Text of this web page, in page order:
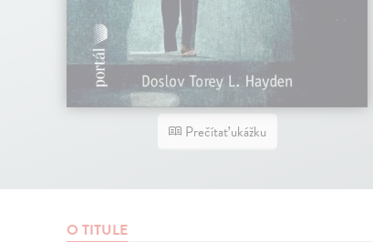
Prečítať ukážku
O TITULE